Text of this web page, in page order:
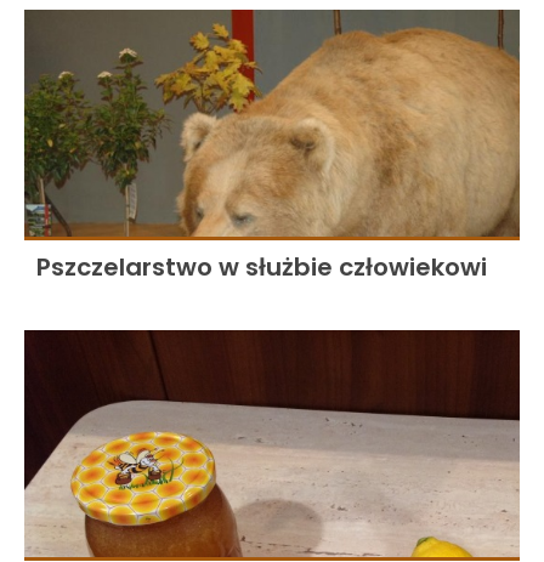
Pszczelarstwo w służbie człowiekowi